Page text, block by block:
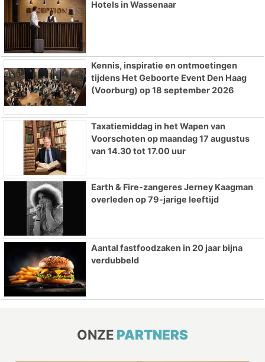
Hotels in Wassenaar
Kennis, inspiratie en ontmoetingen
tijdens Het Geboorte Event Den Haag
(Voorburg) op 18 september 2026
Taxatiemiddag in het Wapen van
Voorschoten op maandag 17 augustus
van 14.30 tot 17.00 uur
Earth & Fire-zangeres Jerney Kaagman
overleden op 79-jarige leeftijd
Aantal fastfoodzaken in 20 jaar bijna
verdubbeld
ONZE PARTNERS